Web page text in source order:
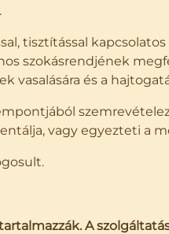
tisztítással
szokásrendjének
vasalására és a
vagy egyezteti a
A